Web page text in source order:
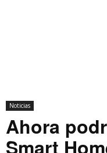
Noticias
Ahora
Smart